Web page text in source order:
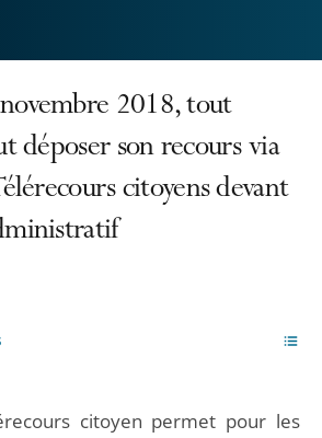
2018, tout
déposer son recours via
citoyens devant
citoyen permet pour les